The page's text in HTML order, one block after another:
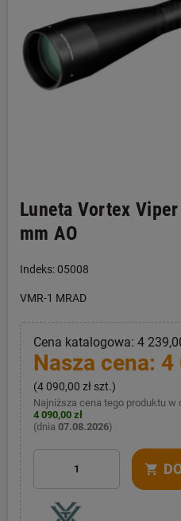
Luneta Vortex
mm AO
Indeks: 05008
VMR-1 MRAD
Cena katalogowa: 4
Nasza cena: 4
(4 090,00 zł szt.)
Najniższa cena tego produktu w
4 090,00 zł
(dnia 07.08.2026)
shopping_cart